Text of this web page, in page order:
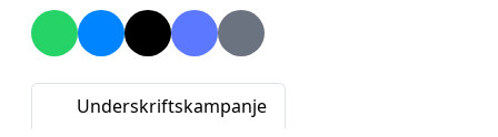
Underskriftskampanje